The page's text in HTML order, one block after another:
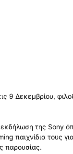
9 Δεκεμβρίου,
της Sony
παιχνίδια τους
παρουσίας.